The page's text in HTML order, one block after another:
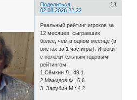
Поделиться
13
02.08.2026 22:22
Реальный рейтинг игроков за
12 месяцев, сыгравших
более, чем в одном месяце (в
вистах за 1 час игры). Игроки
с положительным годовым
рейтингом:
1.Сёмкин Л.: 49.1
2.Мажидов Ф.: 6.6
3. Зарубин М.: 4.2